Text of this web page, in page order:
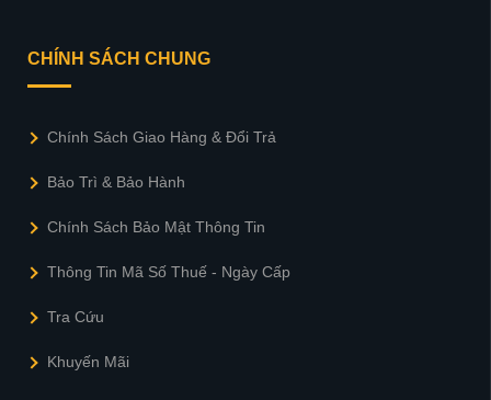
CHÍNH SÁCH CHUNG
Chính Sách Giao Hàng & Đổi Trả
Bảo Trì & Bảo Hành
Chính Sách Bảo Mật Thông Tin
Thông Tin Mã Số Thuế - Ngày Cấp
Tra Cứu
Khuyến Mãi